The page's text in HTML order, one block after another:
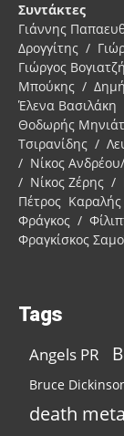
Συντάκτες
Γιάννης
Δρογγίτης /
Γιώργος
Μπούκης /
Έλενα
Θοδωρής
Τσιρανίδης /
/ Νίκος
/ Νίκος Ζέρης /
Πέτρος
Φράγκος /
Φραγκίσκος
Tags
Angels PR
Bruce
death